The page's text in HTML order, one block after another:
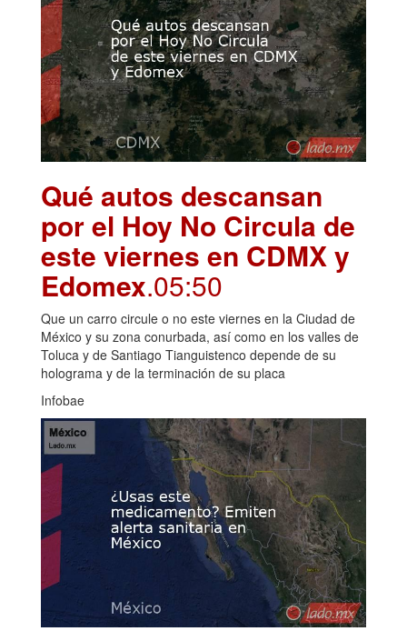
Qué autos descansan
por el Hoy No Circula de
este viernes en CDMX y
Edomex.05:50
Que un carro circule o no este viernes en la Ciudad de
México y su zona conurbada, así como en los valles de
Toluca y de Santiago Tianguistenco depende de su
holograma y de la terminación de su placa
Infobae